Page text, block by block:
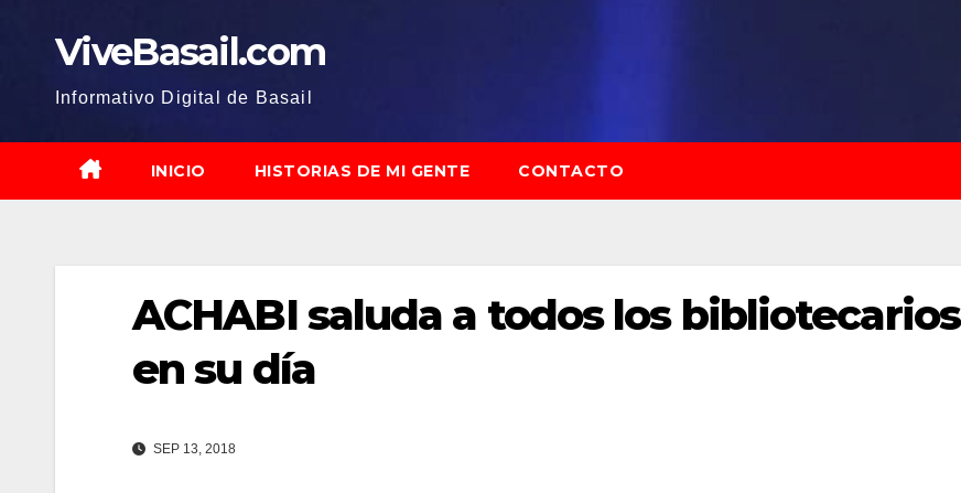
ViveBasail.com
Informativo Digital de Basail
INICIO HISTORIAS DE MI GENTE CONTACTO
ACHABI saluda a todos los bibliotecarios
en su día
SEP 13, 2018